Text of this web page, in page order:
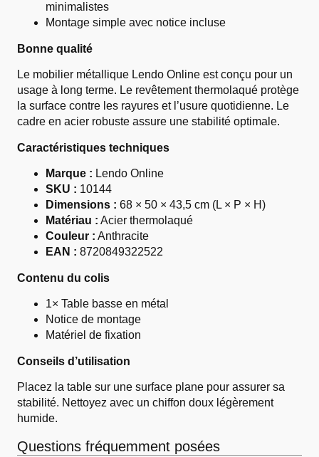
minimalistes
Montage simple avec notice incluse
Bonne qualité
Le mobilier métallique Lendo Online est conçu pour un
usage à long terme. Le revêtement thermolaqué protège
la surface contre les rayures et l’usure quotidienne. Le
cadre en acier robuste assure une stabilité optimale.
Caractéristiques techniques
Marque : Lendo Online
SKU : 10144
Dimensions : 68 × 50 × 43,5 cm (L × P × H)
Matériau : Acier thermolaqué
Couleur : Anthracite
EAN : 8720849322522
Contenu du colis
1× Table basse en métal
Notice de montage
Matériel de fixation
Conseils d’utilisation
Placez la table sur une surface plane pour assurer sa
stabilité. Nettoyez avec un chiffon doux légèrement
humide.
Questions fréquemment posées